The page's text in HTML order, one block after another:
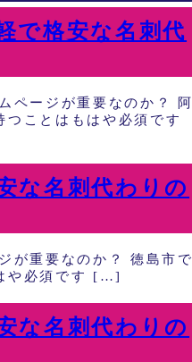
で格安な名刺代
ページが重要なのか？ 阿
ことはもはや必須です
な名刺代わりの
が重要なのか？ 徳島市で
や必須です […]
な名刺代わりの